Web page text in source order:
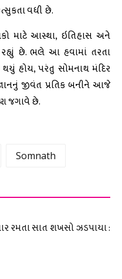
વધી છે.
માટે આસ્થા, ઇતિહાસ અને
રહ્યું છે. ભલે આ હવામાં તરતા
હોય, પરંતુ સોમનાથ મંદિર
જીવંત પ્રતિક બનીને આજે
જગાવે છે.
Somnath
રમતા સાત શખસો ઝડપાયા :